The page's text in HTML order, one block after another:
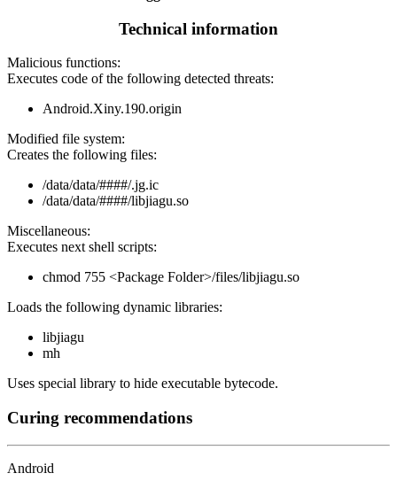
Technical information
Malicious functions:
Executes code of the following detected threats:
Android.Xiny.190.origin
Modified file system:
Creates the following files:
/data/data/####/.jg.ic
/data/data/####/libjiagu.so
Miscellaneous:
Executes next shell scripts:
chmod 755 <Package Folder>/files/libjiagu.so
Loads the following dynamic libraries:
libjiagu
mh
Uses special library to hide executable bytecode.
Curing recommendations
Android